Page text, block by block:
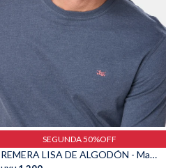
Talle
SEGUNDA 50%OFF
REMERA LISA DE ALGODÓN - Marino